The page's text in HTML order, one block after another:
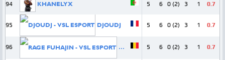
94 KHANELYX 5 6 0 (2) 3 1 0.7
95 DJOUDJ 5 6 0 (2) 3 1 0.7
96 RAGE FUHAJIN
5 6 0 (2) 3 1 0.7